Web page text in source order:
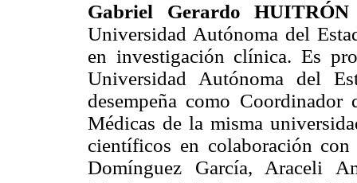
Gabriel Gerardo HUITRÓN
Universidad Autónoma del
en investigación clínica. Es
Universidad Autónoma del
desempeña como
Médicas de la misma
científicos en colaboración
Domínguez García, Araceli